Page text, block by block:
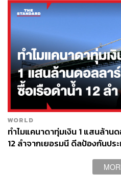
WORLD
ทำไมแคนาดาทุ่มเงิน 1 แสนล้าน
12 ลำจากเยอรมนี ดีลป้องกันปร